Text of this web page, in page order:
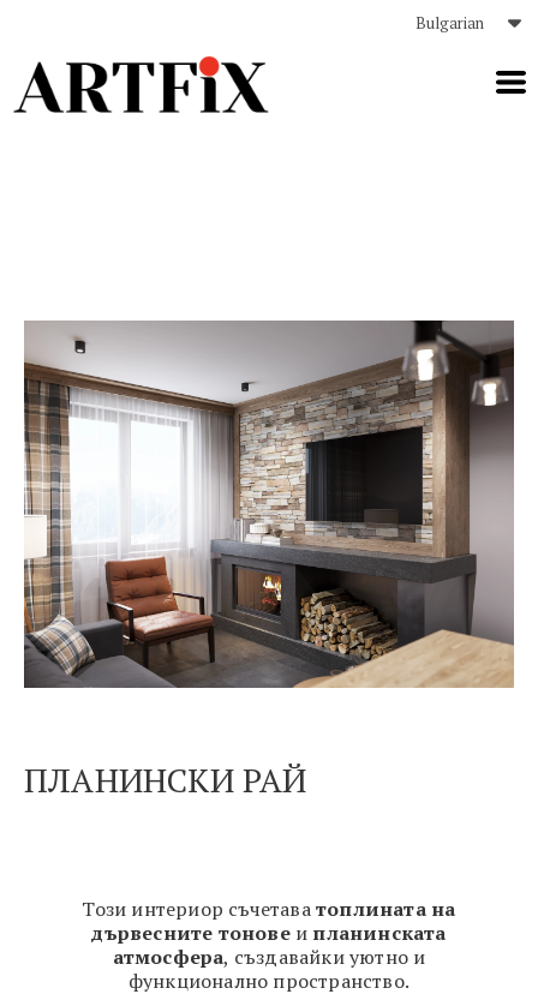
Bulgarian
ПЛАНИНСКИ РАЙ
Този интериор съчетаватоплината на
дървесните тоновеи планинската
атмосфера, създавайки уютно и
функционално пространство.